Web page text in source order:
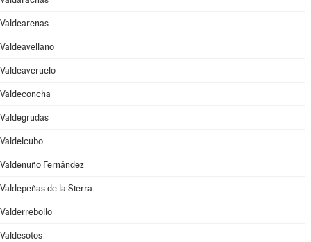
Valdearenas
Valdeavellano
Valdeaveruelo
Valdeconcha
Valdegrudas
Valdelcubo
Valdenuño Fernández
Valdepeñas de la Sierra
Valderrebollo
Valdesotos